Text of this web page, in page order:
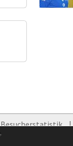
Besucherstatistik
.